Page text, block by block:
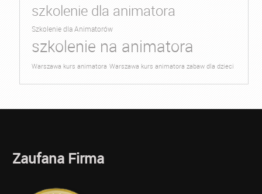
szkolenie dla animatora
Szkolenie dla Animatorów
szkolenie na animatora
Warszawa kurs animatora Warszawa kurs animatora zabaw dla dzieci
Zaufana Firma